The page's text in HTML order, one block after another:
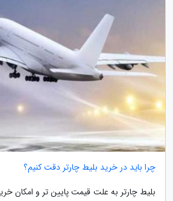
چرا باید در خرید بلیط چارتر دقت کنیم؟
بلیط چارتر به علت قیمت پایین تر و امکان